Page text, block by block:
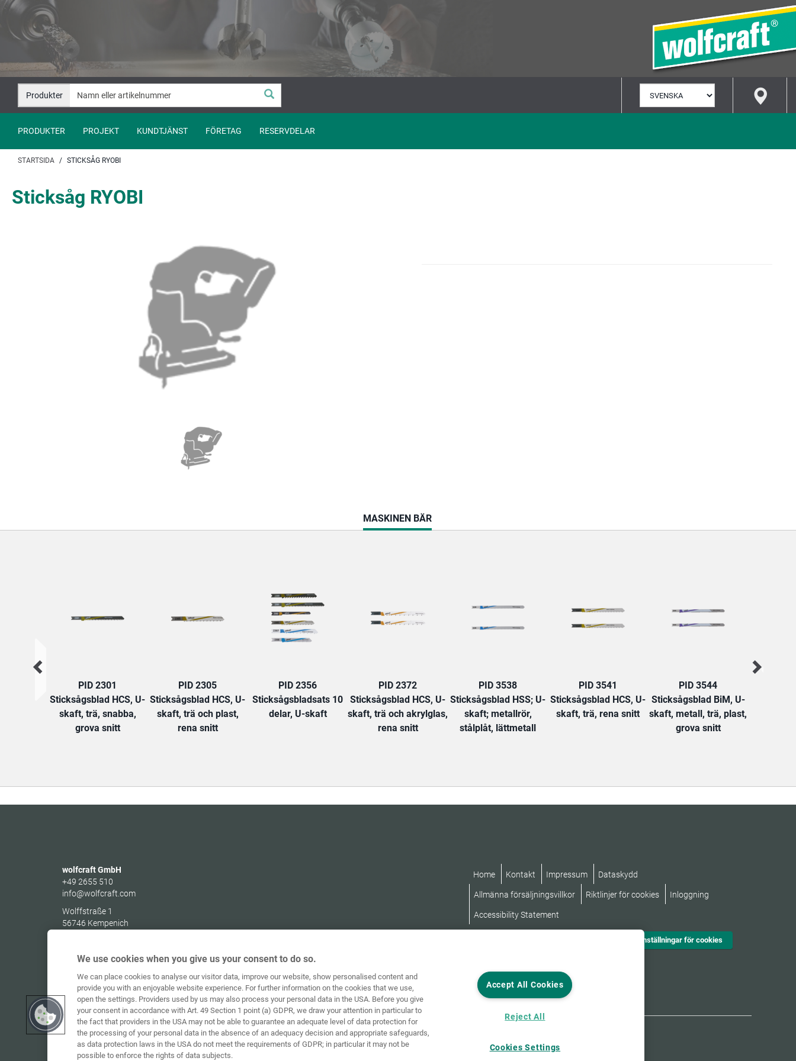
Hoppa
innehåll
Hoppa
navigation
Produkter
SPRÅK
PRODUKTER PROJEKT KUNDTJÄNST FÖRETAG RESERVDELAR
STARTSIDA STICKSÅG RYOBI
Sticksåg RYOBI
CURRENT
TAB:
MASKINEN BÄR
PID 2301
Sticksågsblad HCS, U-
skaft, trä, snabba,
grova snitt
PID 2305
Sticksågsblad HCS, U-
skaft, trä och plast,
rena snitt
PID 2356
Sticksågsbladsats 10
delar, U-skaft
PID 2372
Sticksågsblad HCS, U-
skaft, trä och akrylglas,
rena snitt
PID 3538
Sticksågsblad HSS; U-
skaft; metallrör,
stålplåt, lättmetall
PID 3541
Sticksågsblad HCS, U-
skaft, trä, rena snitt
PID 3544
Sticksågsblad BiM, U-
skaft, metall, trä, plast,
grova snitt
wolfcraft GmbH
+49 2655 510
info@wolfcraft.com
Wolffstraße 1
56746 Kempenich
Home Kontakt Impressum Dataskydd
Allmänna försäljningsvillkor Riktlinjer för cookies Inloggning
Accessibility Statement
Inställningar för cookies
We use cookies when you give us your consent to do so.
We can place cookies to analyse our visitor data, improve our website, show personalised content and
provide you with an enjoyable website experience. For further information on the cookies that we use,
open the settings. Providers used by us may also process your personal data in the USA. Before you give
your consent in accordance with Art. 49 Section 1 point (a) GDPR, we draw your attention in particular to
the fact that providers in the USA may not be able to guarantee an adequate level of data protection for
the processing of your personal data in the absence of an adequacy decision and appropriate safeguards,
as data protection laws in the USA do not meet the requirements of GDPR; in particular it may not be
possible to enforce the rights of data subjects.
Accept All Cookies
Reject All
Cookies Settings